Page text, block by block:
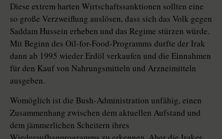
Diese extrem harten Wirtschaftssanktionen sollten eine
so große Verzweiflung auslösen, dass sich das Volk gegen
Saddam Hussein erheben und das Regime stürzen würde.
Mit Beginn des Oil-for-Food-Programms durfte der Irak
dann ab 1995 wieder Erdöl verkaufen und die Einnahmen
für den Kauf von Nahrungsmitteln und Arzneimitteln
ausgeben.
Womöglich ist die Bush-Administration unfähig, einen
Zusammenhang zwischen dem aktuellen Aufstand und
dem jämmerlichen Scheitern ihres